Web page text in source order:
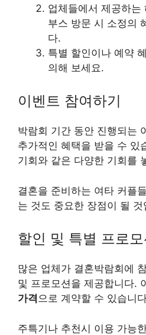
업체들에서 제공하는
부스 방문 시 소정의
다.
특별 할인이나 예약
의해 보세요.
이벤트 참여하기
박람회 기간 동안 진행되는
추가적인 혜택을 받을 수 있
기회와 같은 다양한 기회를
결혼을 준비하는 여타 커플
는 것도 중요한 장점이 될 것
할인 및 특별 프로모
많은 업체가 결혼박람회에
및 프로모션을 제공합니다.
가격으로 계약할 수 있습니
주특기나 추천시 이용 가능